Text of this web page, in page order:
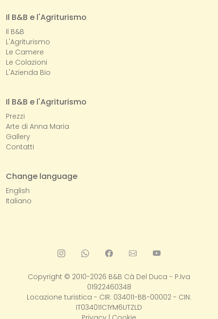
Il B&B e l'Agriturismo
Il B&B
L'Agriturismo
Le Camere
Le Colazioni
L'Azienda Bio
Il B&B e l'Agriturismo
Prezzi
Arte di Anna Maria
Gallery
Contatti
Change language
English
Italiano
Copyright © 2010-2026 B&B Cà Del Duca - P.Iva
01922460348
Locazione turistica - CIR: 034011-BB-00002 - CIN:
IT034011C1YM6UTZLD